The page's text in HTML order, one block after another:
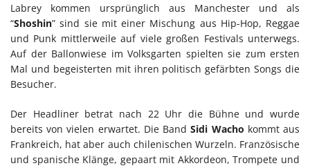
Labrey kommen ursprünglich aus Manchester und als
“Shoshin” sind sie mit einer Mischung aus Hip-Hop, Reggae
und Punk mittlerweile auf viele großen Festivals unterwegs.
Auf der Ballonwiese im Volksgarten spielten sie zum ersten
Mal und begeisterten mit ihren politisch gefärbten Songs die
Besucher.
Der Headliner betrat nach 22 Uhr die Bühne und wurde
bereits von vielen erwartet. Die BandSidi Wacho kommt aus
Frankreich, hat aber auch chilenischen Wurzeln. Französische
und spanische Klänge, gepaart mit Akkordeon, Trompete und